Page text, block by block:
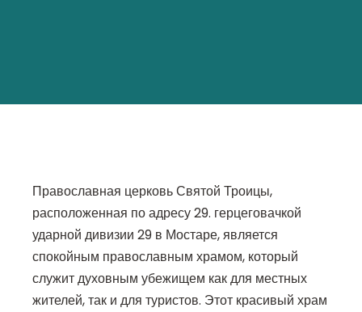
Православная церковь Святой Троицы,
расположенная по адресу 29. герцеговачкой
ударной дивизии 29 в Мостаре, является
спокойным православным храмом, который
служит духовным убежищем как для местных
жителей, так и для туристов. Этот красивый храм